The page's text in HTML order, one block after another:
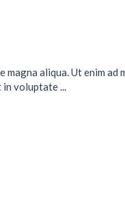
aliqua. Ut enim ad
voluptate ...